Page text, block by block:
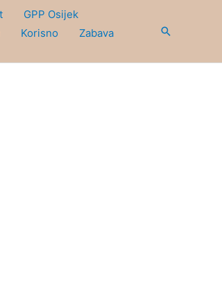
GPP Osijek
Korisno
Zabava
Search